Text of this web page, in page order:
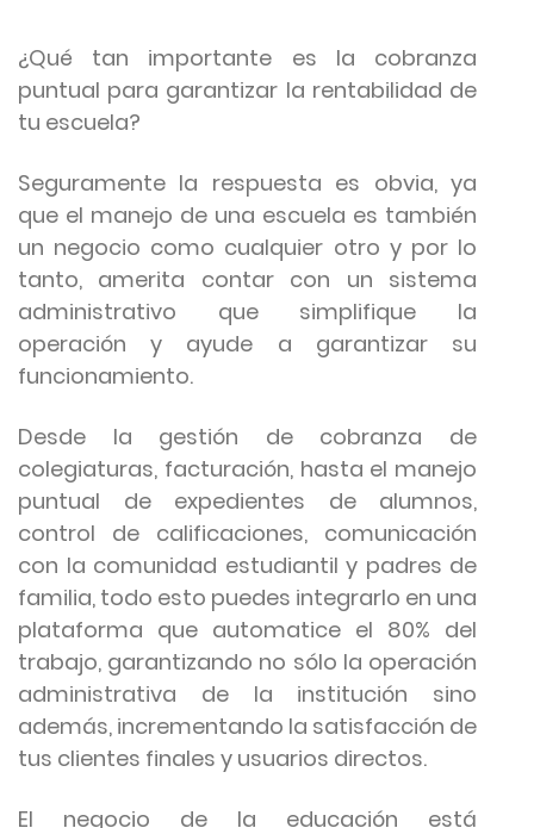
¿Qué tan importante es la cobranza
puntual para garantizar la rentabilidad de
tu escuela?
Seguramente la respuesta es obvia, ya
que el manejo de una escuela es también
un negocio como cualquier otro y por lo
tanto, amerita contar con un sistema
administrativo que simplifique la
operación y ayude a garantizar su
funcionamiento.
Desde la gestión de cobranza de
colegiaturas, facturación, hasta el manejo
puntual de expedientes de alumnos,
control de calificaciones, comunicación
con la comunidad estudiantil y padres de
familia, todo esto puedes integrarlo en una
plataforma que automatice el 80% del
trabajo, garantizando no sólo la operación
administrativa de la institución sino
además, incrementando la satisfacción de
tus clientes finales y usuarios directos.
El negocio de la educación está